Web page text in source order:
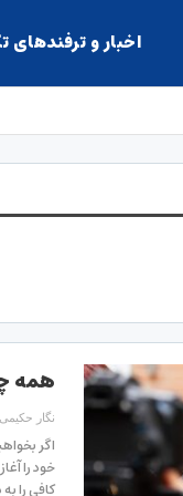
اخبار و ترفندهای
همه
نگار حکیمی
اگر
خود را
کافی را